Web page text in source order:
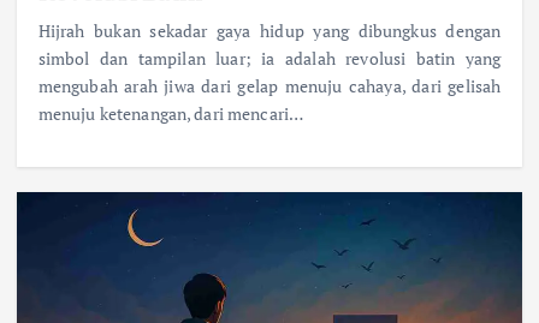
Hijrah bukan sekadar gaya hidup yang dibungkus dengan
simbol dan tampilan luar; ia adalah revolusi batin yang
mengubah arah jiwa dari gelap menuju cahaya, dari gelisah
menuju ketenangan, dari mencari…